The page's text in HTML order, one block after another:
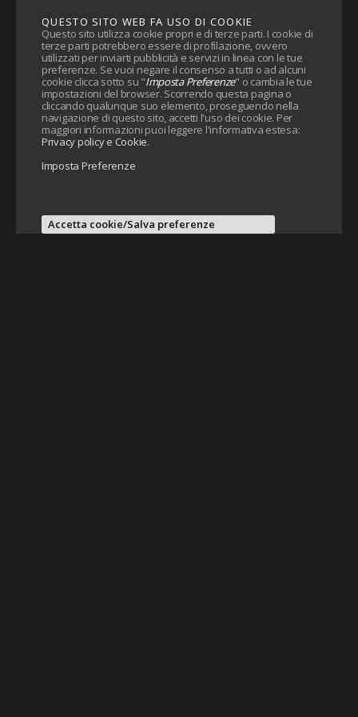
QUESTO SITO WEB FA USO DI COOKIE
Questo sito utilizza cookie propri e di terze parti. I cookie di
terze parti potrebbero essere di profilazione, ovvero
utilizzati per inviarti pubblicità e servizi in linea con le tue
preferenze. Se vuoi negare il consenso a tutti o ad alcuni
cookie clicca sotto su "Imposta Preferenze" o cambia le tue
impostazioni del browser. Scorrendo questa pagina o
cliccando qualunque suo elemento, proseguendo nella
navigazione di questo sito, accetti l'uso dei cookie. Per
maggiori informazioni puoi leggere l'informativa estesa:
Privacy policy e Cookie.
Imposta Preferenze
Accetta cookie/Salva preferenze